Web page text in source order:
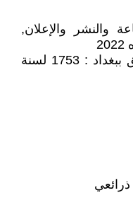
والنشر والإعلان,
رقم الإيداع في دار الكتب والوثائق ببغداد : 1753 لسنة